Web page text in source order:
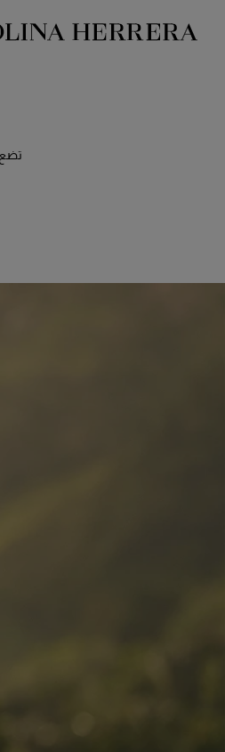
بيان إمكانية الوصول (الرابط)